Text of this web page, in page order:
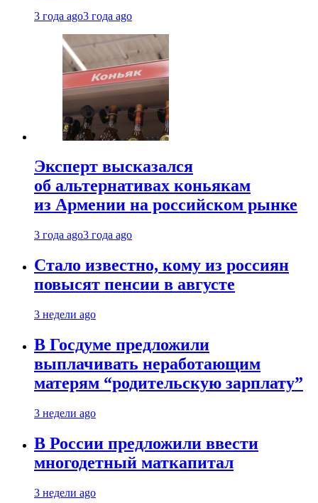
3 года ago3 года ago
Эксперт высказался
об альтернативах коньякам
из Армении на российском рынке
3 года ago3 года ago
Стало известно, кому из россиян
повысят пенсии в августе
3 недели ago
В Госдуме предложили
выплачивать неработающим
матерям “родительскую зарплату”
3 недели ago
В России предложили ввести
многодетный маткапитал
3 недели ago